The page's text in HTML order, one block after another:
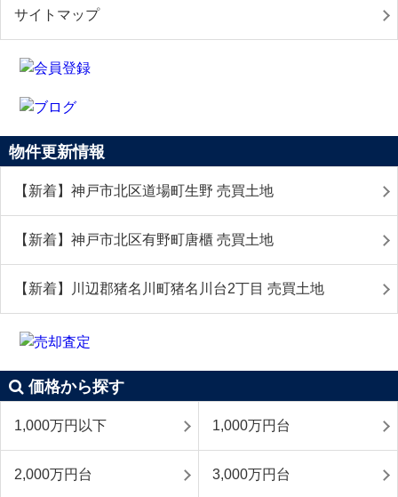
サイトマップ
物件更新情報
【新着】神戸市北区道場町生野 売買土地
【新着】神戸市北区有野町唐櫃 売買土地
【新着】川辺郡猪名川町猪名川台2丁目 売買土地
価格から探す
1,000万円以下 1,000万円台
2,000万円台 3,000万円台